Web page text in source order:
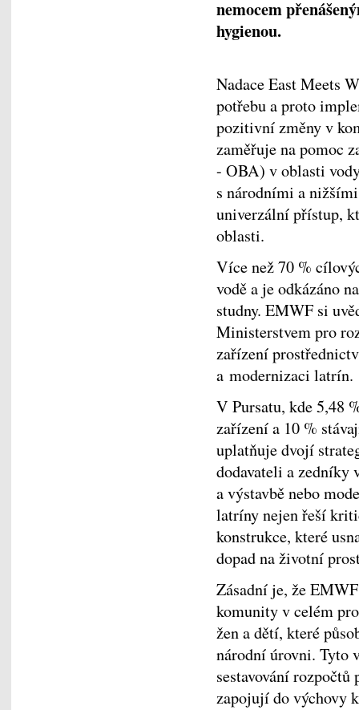
nemocem
hygienou.
Nadace East Meets
potřebu a proto
pozitivní změny v
zaměřuje na pomoc
- OBA) v oblasti
s národními a
univerzální přístup,
oblasti.
Více než 70 %
vodě a je odkázáno
studny. EMWF si
Ministerstvem pro
zařízení
a modernizaci latrín.
V Pursatu, kde 5,48
zařízení a 10 %
uplatňuje dvojí
dodavateli a
a výstavbě nebo
latríny nejen řeší
konstrukce, které
dopad na životní
Zásadní je, že
komunity v celém
žen a dětí, které
národní úrovni. Tyto
sestavování
zapojují do výchovy